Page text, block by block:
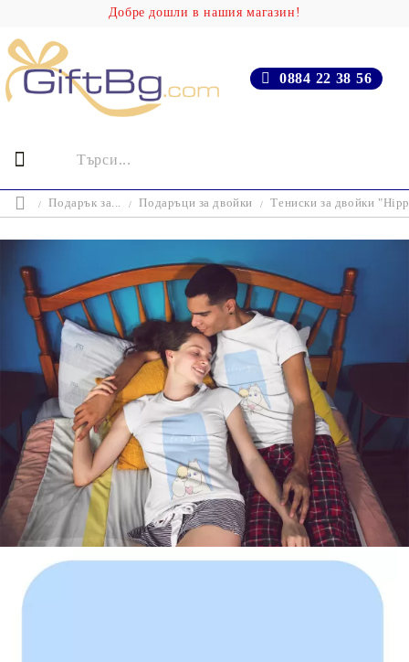
Добре дошли в нашия магазин!
0884 22 38 56
Подарък за... Подаръци за двойки Тениски за двойки